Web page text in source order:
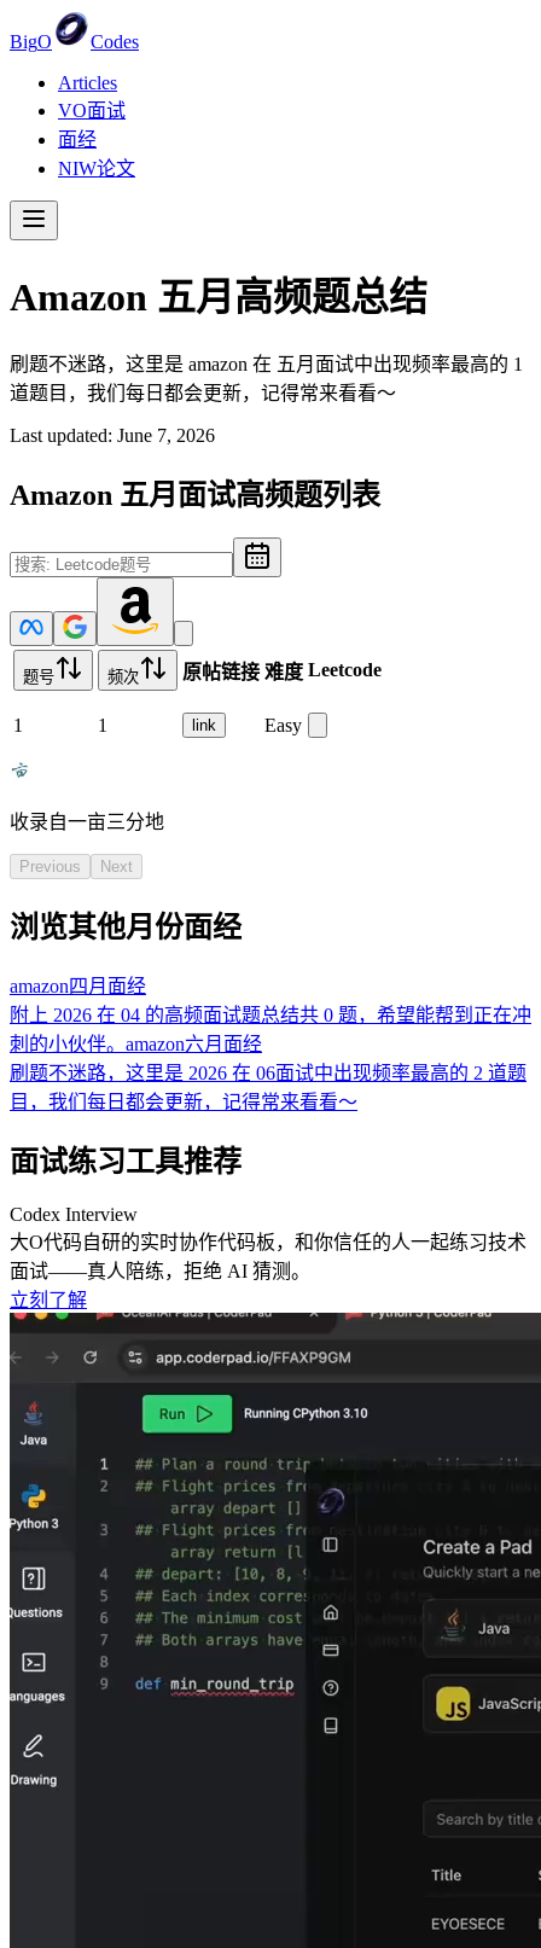
BigO
Codes
Articles
VO面试
面经
NIW论文
Amazon 五月 高频题总结
刷题不迷路，这里是 amazon 在 五月面试中出现频率最高的 1
道题目，我们每日都会更新，记得常来看看～
Last updated: June 7, 2026
Amazon 五月 面试高频题列表
题号 频次 原帖链接 难度 Leetcode
1 1 link Easy
收录自一亩三分地
Previous Next
浏览其他月份面经
amazon四月 面经
附上 2026 在 04 的高频面试题总结共 0 题，希望能帮到正在冲
刺的小伙伴。 amazon六月 面经
刷题不迷路，这里是 2026 在 06面试中出现频率最高的 2 道题
目，我们每日都会更新，记得常来看看～
面试练习工具推荐
Codex Interview
大O代码自研的实时协作代码板，和你信任的人一起练习技术
面试——真人陪练，拒绝 AI 猜测。
立刻了解